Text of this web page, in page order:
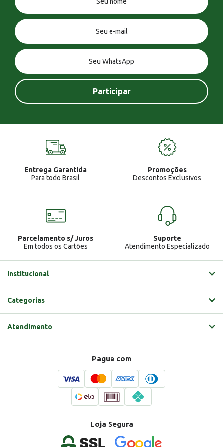
Entrega Garantida
Para todo Brasil
Promoções
Descontos Exclusivos
Parcelamento s/ Juros
Em todos os Cartões
Suporte
Atendimento Especializado
Institucional
Categorias
Atendimento
Pague com
Loja Segura
Você tem uma mensagem!
Ga Atendimento
Gabrielle